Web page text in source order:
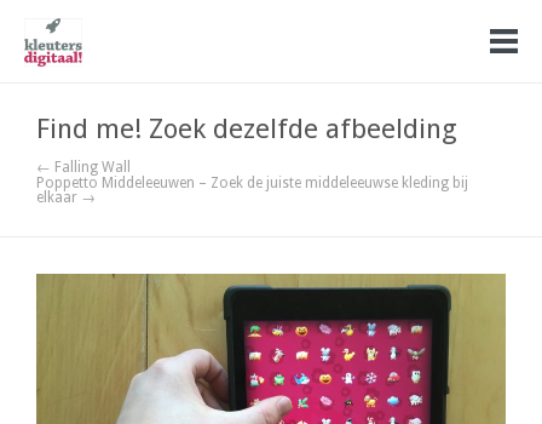
Find me! Zoek dezelfde afbeelding
← Falling Wall
Poppetto Middeleeuwen – Zoek de juiste middeleeuwse kleding bij
elkaar →